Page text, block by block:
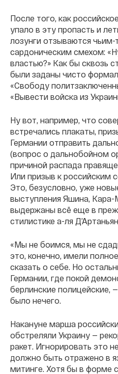
После того, как
упало в эту пропасть и
лозунги отзываются
сардоническим смехом:
властью?» Как бы сквозь
были заданы чисто
«Свободу
«Вывести войска из
Ну вот, например, что
встречались плакаты,
Германии отправить
(вопрос о дальнобойном
причиной распада
Или призыв к российским
Это, безусловно, уже
выступления Яшина,
выдержаны всё еще в
стилистике а-ля
«Мы не боимся, мы не
это, конечно, имели
сказать о себе. Но
Германии, где покой
берлинские полицейские,
было нечего.
Накануне марша
обстреляли Украину —
ракет. Игнорировать это
должно быть отражено в
митинге. Хотя бы в форме